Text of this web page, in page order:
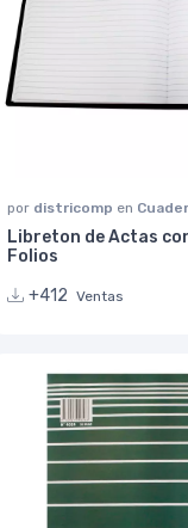
por districomp en
Libreton de Actas
Folios
+412 Ventas